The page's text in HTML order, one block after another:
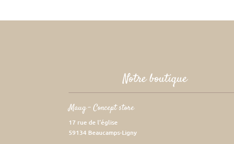
Notre boutique
Maug – Concept store
17 rue de l’église
59134 Beaucamps-Ligny